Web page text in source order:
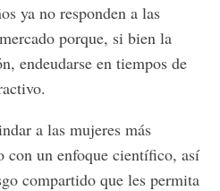
ya no responden a las
porque, si bien la
endeudarse en tiempos de
a las mujeres más
con un enfoque científico, así
compartido que les permita